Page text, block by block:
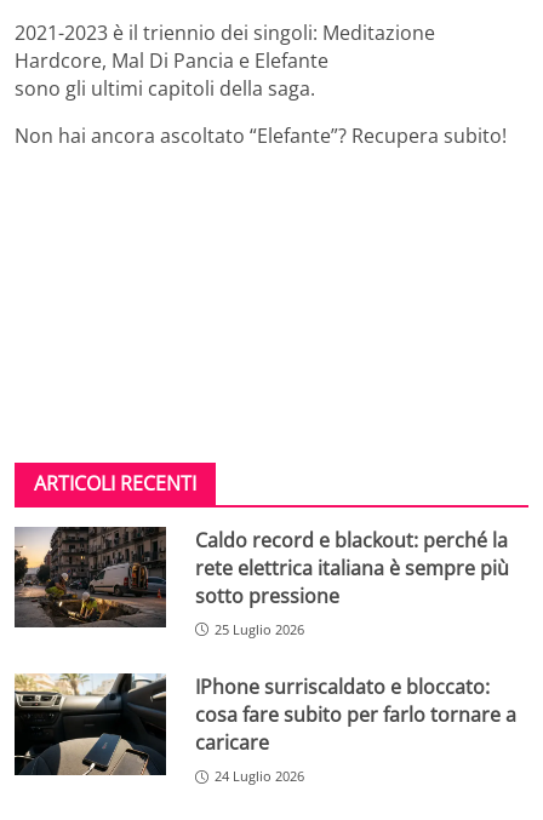
2021-2023 è il triennio dei singoli: Meditazione
Hardcore, Mal Di Pancia e Elefante
sono gli ultimi capitoli della saga.
Non hai ancora ascoltato “Elefante”? Recupera subito!
ARTICOLI RECENTI
Caldo record e blackout: perché la
rete elettrica italiana è sempre più
sotto pressione
25 Luglio 2026
IPhone surriscaldato e bloccato:
cosa fare subito per farlo tornare a
caricare
24 Luglio 2026